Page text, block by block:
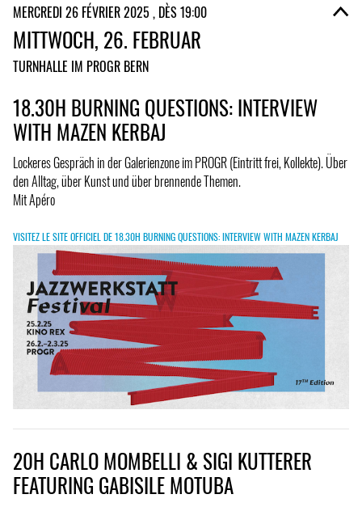
MERCREDI 26 FÉVRIER 2025 , DÈS 19:00
MITTWOCH, 26. FEBRUAR
TURNHALLE IM PROGR BERN
18.30H BURNING QUESTIONS: INTERVIEW
WITH MAZEN KERBAJ
Lockeres Gespräch in der Galerienzone im PROGR (Eintritt frei, Kollekte). Über
den Alltag, über Kunst und über brennende Themen.
Mit Apéro
VISITEZ LE SITE OFFICIEL DE 18.30H BURNING QUESTIONS: INTERVIEW WITH MAZEN KERBAJ
20H CARLO MOMBELLI & SIGI KUTTERER
FEATURING GABISILE MOTUBA